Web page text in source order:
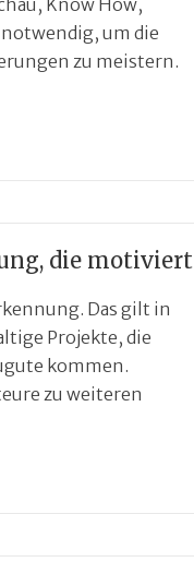
Know How,
um die
zu meistern.
die motiviert
Das gilt in
Projekte, die
kommen.
zu weiteren